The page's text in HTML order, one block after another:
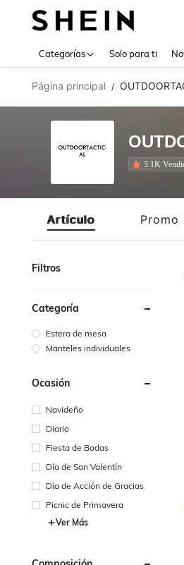
Categorías Solo para ti
Página principal /
5.1K
Artículo Promo
Filtros
Categoría
Estera de mesa
Manteles individuales
Ocasión
Navideño
Diario
Fiesta de Bodas
Día de San Valentín
Día de Acción de Gracias
Picnic de Primavera
Ver Más